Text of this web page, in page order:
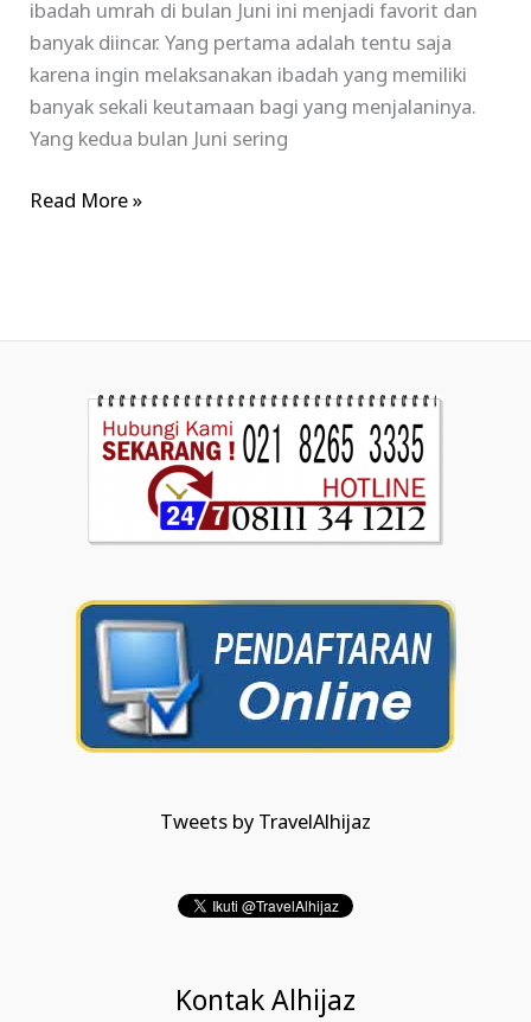
ibadah umrah di bulan Juni ini menjadi favorit dan
banyak diincar. Yang pertama adalah tentu saja
karena ingin melaksanakan ibadah yang memiliki
banyak sekali keutamaan bagi yang menjalaninya.
Yang kedua bulan Juni sering
Read More »
Tweets by TravelAlhijaz
Kontak Alhijaz